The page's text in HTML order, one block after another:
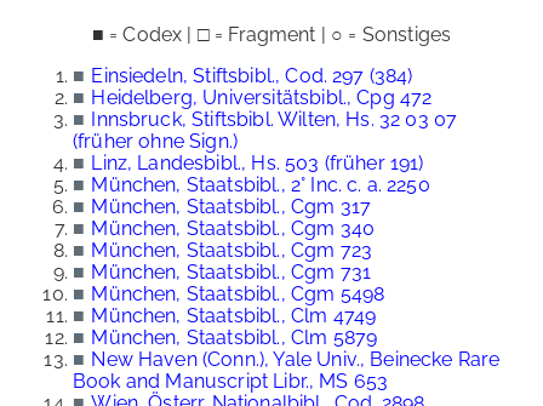
■ = Codex | □ = Fragment | ○ = Sonstiges
■ Einsiedeln, Stiftsbibl., Cod. 297 (384)
■ Heidelberg, Universitätsbibl., Cpg 472
■ Innsbruck, Stiftsbibl. Wilten, Hs. 32 03 07
(früher ohne Sign.)
■ Linz, Landesbibl., Hs. 503 (früher 191)
■ München, Staatsbibl., 2° Inc. c. a. 2250
■ München, Staatsbibl., Cgm 317
■ München, Staatsbibl., Cgm 340
■ München, Staatsbibl., Cgm 723
■ München, Staatsbibl., Cgm 731
■ München, Staatsbibl., Cgm 5498
■ München, Staatsbibl., Clm 4749
■ München, Staatsbibl., Clm 5879
■ New Haven (Conn.), Yale Univ., Beinecke Rare
Book and Manuscript Libr., MS 653